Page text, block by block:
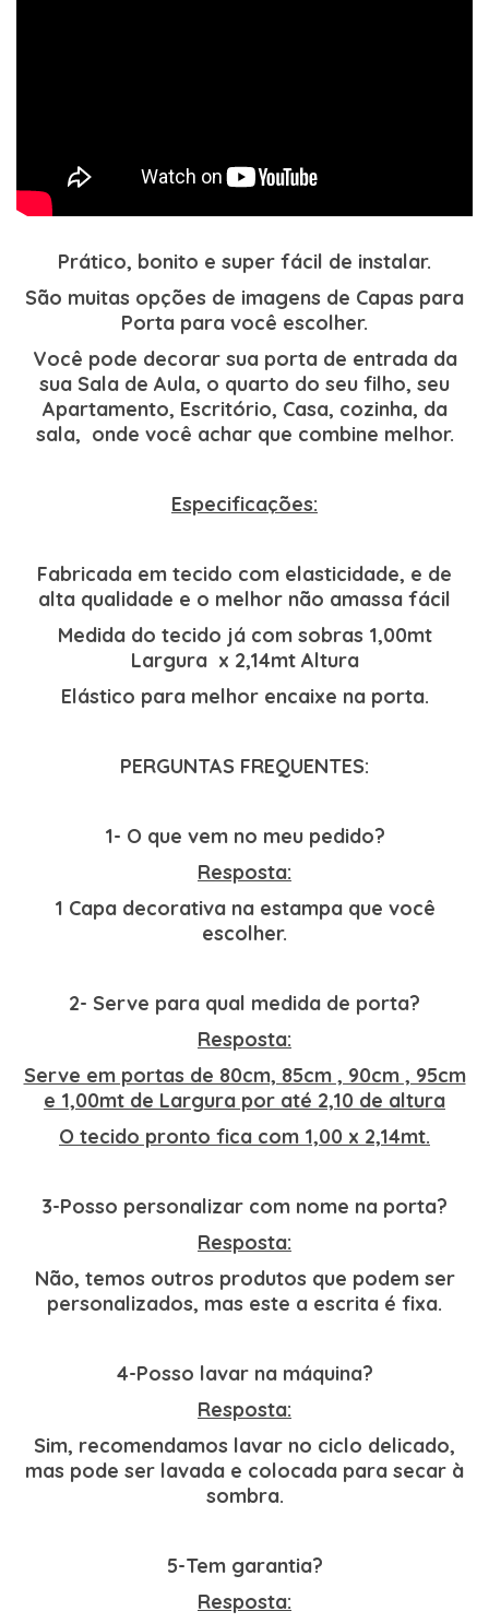
Prático, bonito e super fácil de instalar.
São muitas opções de imagens de Capas para
Porta para você escolher.
Você pode decorar sua porta de entrada da
sua Sala de Aula, o quarto do seu filho, seu
Apartamento, Escritório, Casa, cozinha, da
sala, onde você achar que combine melhor.
Especificações:
Fabricada em tecido com elasticidade, e de
alta qualidade e o melhor não amassa fácil
Medida do tecido já com sobras 1,00mt
Largura x 2,14mt Altura
Elástico para melhor encaixe na porta.
PERGUNTAS FREQUENTES:
1- O que vem no meu pedido?
Resposta:
1 Capa decorativa na estampa que você
escolher.
2- Serve para qual medida de porta?
Resposta:
Serve em portas de 80cm, 85cm , 90cm , 95cm
e 1,00mt de Largura por até 2,10 de altura
O tecido pronto fica com 1,00 x 2,14mt.
3-Posso personalizar com nome na porta?
Resposta:
Não, temos outros produtos que podem ser
personalizados, mas este a escrita é fixa.
4-Posso lavar na máquina?
Resposta:
Sim, recomendamos lavar no ciclo delicado,
mas pode ser lavada e colocada para secar à
sombra.
5-Tem garantia?
Resposta: